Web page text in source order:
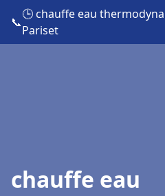
📞
🕒 chauffe eau
Pariset
chauffe eau